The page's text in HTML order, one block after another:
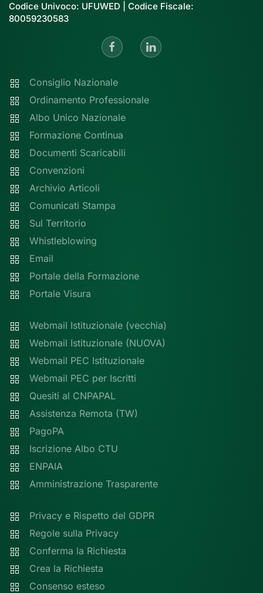
Codice Univoco: UFUWED | Codice Fiscale:
80059230583
Consiglio Nazionale
Ordinamento Professionale
Albo Unico Nazionale
Formazione Continua
Documenti Scaricabili
Convenzioni
Archivio Articoli
Comunicati Stampa
Sul Territorio
Whistleblowing
Email
Portale della Formazione
Portale Visura
Webmail Istituzionale (vecchia)
Webmail Istituzionale (NUOVA)
Webmail PEC Istituzionale
Webmail PEC per Iscritti
Quesiti al CNPAPAL
Assistenza Remota (TW)
PagoPA
Iscrizione Albo CTU
ENPAIA
Amministrazione Trasparente
Privacy e Rispetto del GDPR
Regole sulla Privacy
Conferma la Richiesta
Crea la Richiesta
Consenso esteso